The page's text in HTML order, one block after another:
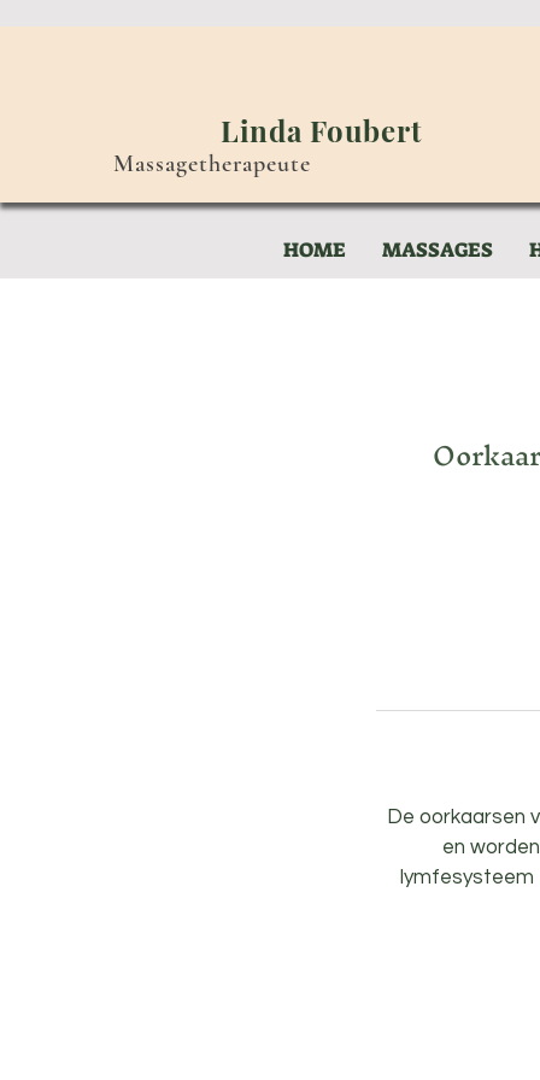
Linda Foubert
Massagetherapeute
HOME MASSAGES
De oorkaarsen
en
lymfesysteem